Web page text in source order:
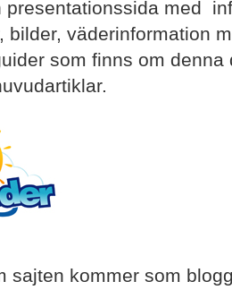
presentationssida med
bilder, väderinformation
som finns om denna
sajten kommer som